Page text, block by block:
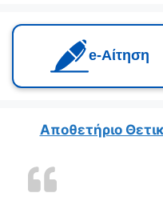
e‑Αίτηση
Αποθετήριο